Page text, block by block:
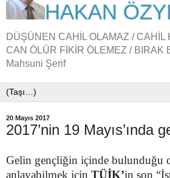
HAKAN
DÜŞÜNEN CAHİL OLAMAZ / CAHİL
CAN ÖLÜR FİKİR ÖLEMEZ / BIRAK
Mahsuni Şerif
20 Mayıs 2017
2017’nin 19 Mayıs’ında
Gelin gençliğin içinde bulunduğu
anlayabilmek için TÜİK’in son